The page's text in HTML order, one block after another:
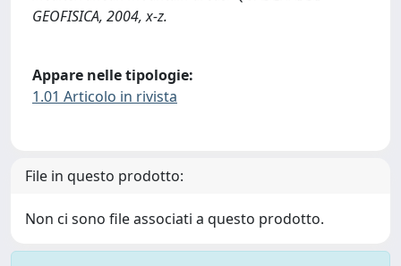
GEOFISICA, 2004, x-z.
Appare nelle tipologie:
1.01 Articolo in rivista
File in questo prodotto:
Non ci sono file associati a questo prodotto.